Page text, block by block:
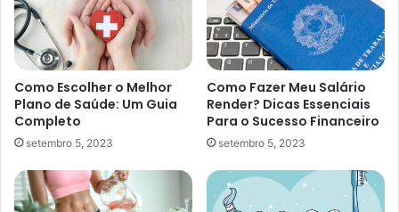
Como Escolher o Melhor
Plano de Saúde: Um Guia
Completo
setembro 5, 2023
Como Fazer Meu Salário
Render? Dicas Essenciais
Para o Sucesso Financeiro
setembro 5, 2023